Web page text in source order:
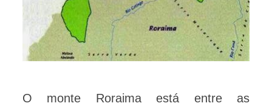
O monte Roraima está entre as